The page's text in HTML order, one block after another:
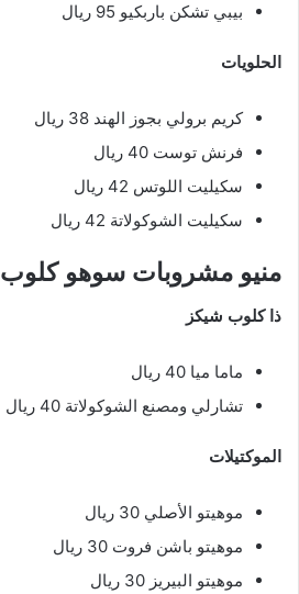
بيبي تشكن باربكيو 95 ريال
الحلويات
كريم برولي بجوز الهند 38 ريال
فرنش توست 40 ريال
سكيليت اللوتس 42 ريال
سكيليت الشوكولاتة 42 ريال
منيو مشروبات سوهو كلوب
ذا كلوب شيكز
ماما ميا 40 ريال
تشارلي ومصنع الشوكولاتة 40 ريال
الموكتيلات
موهيتو الأصلي 30 ريال
موهيتو باشن فروت 30 ريال
موهيتو البيريز 30 ريال